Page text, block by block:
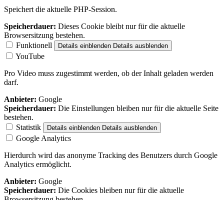
Speichert die aktuelle PHP-Session.
Speicherdauer: Dieses Cookie bleibt nur für die aktuelle
Browsersitzung bestehen.
Funktionell
Details einblenden Details ausblenden
YouTube
Pro Video muss zugestimmt werden, ob der Inhalt geladen werden
darf.
Anbieter: Google
Speicherdauer: Die Einstellungen bleiben nur für die aktuelle Seite
bestehen.
Statistik
Details einblenden Details ausblenden
Google Analytics
Hierdurch wird das anonyme Tracking des Benutzers durch Google
Analytics ermöglicht.
Anbieter: Google
Speicherdauer: Die Cookies bleiben nur für die aktuelle